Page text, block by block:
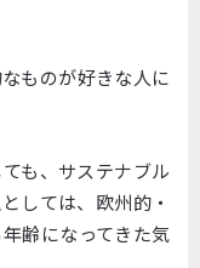
ものが好きな人に
も、サステナブル
しては、欧州的・
齢になってきた気